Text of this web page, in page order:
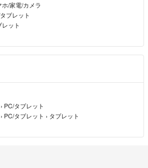
/家電/カメラ
ブレット
ット
› PC/タブレット
› PC/タブレット › タブレット